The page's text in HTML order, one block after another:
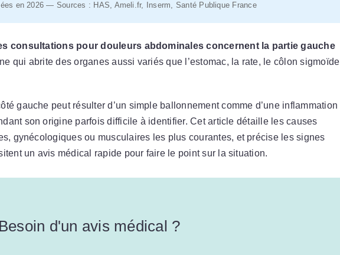
en 2026 — Sources : HAS, Ameli.fr, Inserm, Santé Publique France
consultations pour douleurs abdominales concernent la partie gauche
qui abrite des organes aussi variés que l’estomac, la rate, le côlon sigmoïde
gauche peut résulter d’un simple ballonnement comme d’une inflammation
son origine parfois difficile à identifier. Cet article détaille les causes
gynécologiques ou musculaires les plus courantes, et précise les signes
un avis médical rapide pour faire le point sur la situation.
Besoin d'un avis médical ?